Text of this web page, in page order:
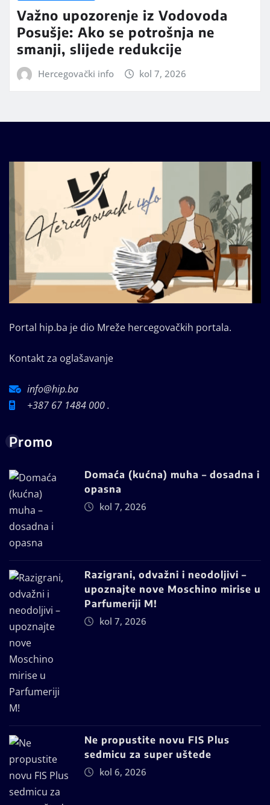
Važno upozorenje iz Vodovoda
Posušje: Ako se potrošnja ne
smanji, slijede redukcije
Hercegovački info kol 7, 2026
Portal hip.ba je dio Mreže hercegovačkih portala.
Kontakt za oglašavanje
info@hip.ba
+387 67 1484 000 .
Promo
Domaća (kućna) muha – dosadna i
opasna
kol 7, 2026
Razigrani, odvažni i neodoljivi –
upoznajte nove Moschino mirise u
Parfumeriji M!
kol 7, 2026
Ne propustite novu FIS Plus
sedmicu za super uštede
kol 6, 2026